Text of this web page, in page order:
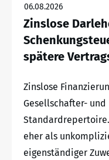
06.08.2026
Zinslose
spätere
Zinslose
Gesellschafter-
eher als
eigenständiger